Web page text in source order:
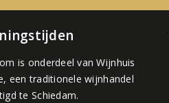
is onderdeel vanWijnhuis
, een traditionele wijnhandel
te Schiedam.